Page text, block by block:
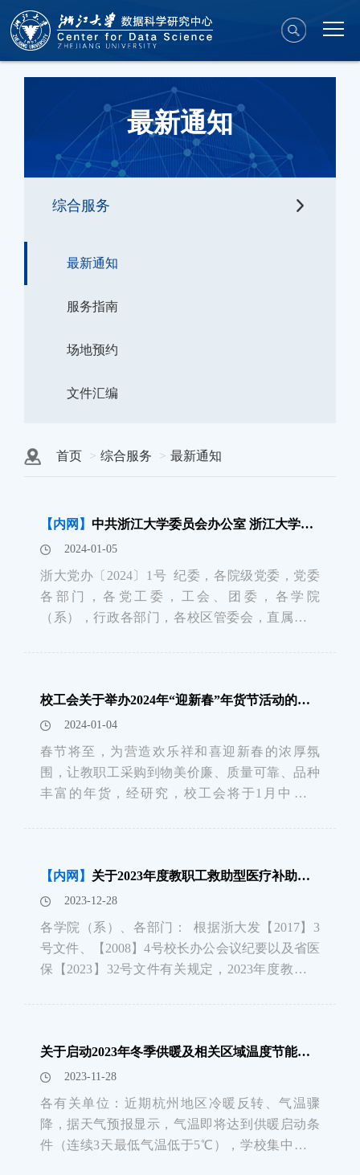
最新通知
综合服务
最新通知
服务指南
场地预约
文件汇编
首页 综合服务 最新通知
【内网】 中共浙江大学委员会办公室 浙江大学校长办公室关于寒假春节期间相关安排和做好安全管理各项工作的通知
2024-01-05
浙大党办〔2024〕1号 纪委，各院级党委，党委
各部门，各党工委，工会、团委，各学院
（系），行政各部门，各校区管委会，直属各单
有关工作安排如下：一、
校工会关于举办2024年“迎新春”年货节活动的通知
2024-01-04
春节将至，为营造欢乐祥和喜迎新春的浓厚氛
围，让教职工采购到物美价廉、质量可靠、品种
丰富的年货，经研究，校工会将于1月中旬举
【内网】 关于2023年度教职工救助型医疗补助、二级医疗照顾人员医疗补助及省医保中心有关生育津贴申领等事项的通知
2023-12-28
各学院（系）、各部门： 根据浙大发【2017】3
号文件、【2008】4号校长办公会议纪要以及省医
保【2023】32号文件有关规定，2023年度教职工
关于启动2023年冬季供暖及相关区域温度节能控制的通知
2023-11-28
各有关单位：近期杭州地区冷暖反转、气温骤
降，据天气预报显示，气温即将达到供暖启动条
件（连续3天最低气温低于5℃），学校集中供暖